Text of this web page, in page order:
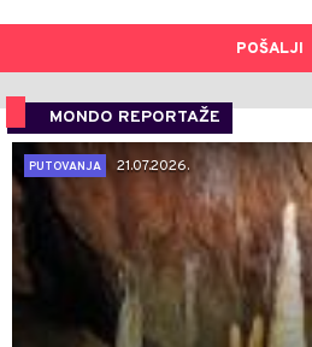
POŠALJI
MONDO REPORTAŽE
PUTOVANJA
21.07.2026.